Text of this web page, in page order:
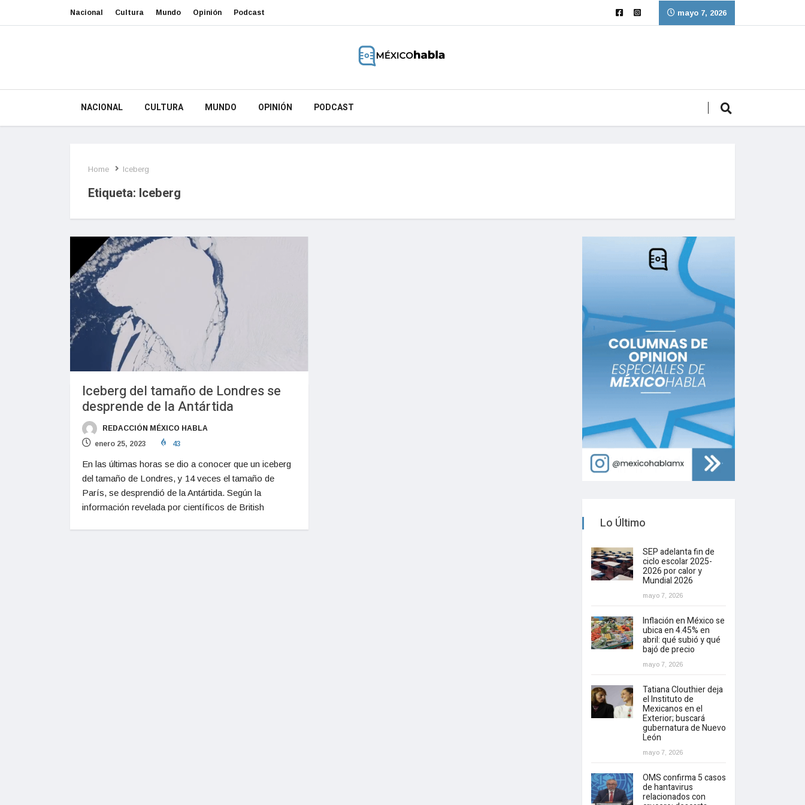
Nacional Cultura Mundo Opinión Podcast mayo 7, 2026
NACIONAL CULTURA MUNDO OPINIÓN PODCAST
Home Iceberg
Etiqueta: Iceberg
Iceberg del tamaño de Londres se
desprende de la Antártida
REDACCIÓN MÉXICO HABLA
enero 25, 2023
43
En las últimas horas se dio a conocer que un iceberg
del tamaño de Londres, y 14 veces el tamaño de
París, se desprendió de la Antártida. Según la
información revelada por científicos de British
Lo Último
SEP adelanta fin de
ciclo escolar 2025-
2026 por calor y
Mundial 2026
mayo 7, 2026
Inflación en México se
ubica en 4.45% en
abril: qué subió y qué
bajó de precio
mayo 7, 2026
Tatiana Clouthier deja
el Instituto de
Mexicanos en el
Exterior; buscará
gubernatura de Nuevo
León
mayo 7, 2026
OMS confirma 5 casos
de hantavirus
relacionados con